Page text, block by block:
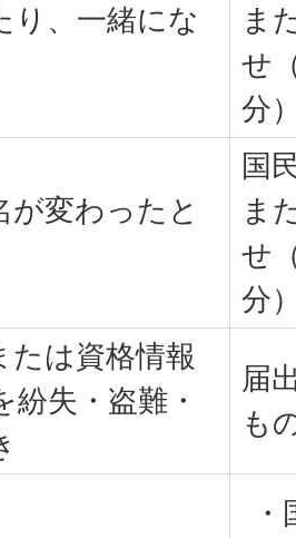
り、一緒にな
ま
せ
分
が変わったと
国
ま
せ
分
たは資格情報
失・盗難・
届
も